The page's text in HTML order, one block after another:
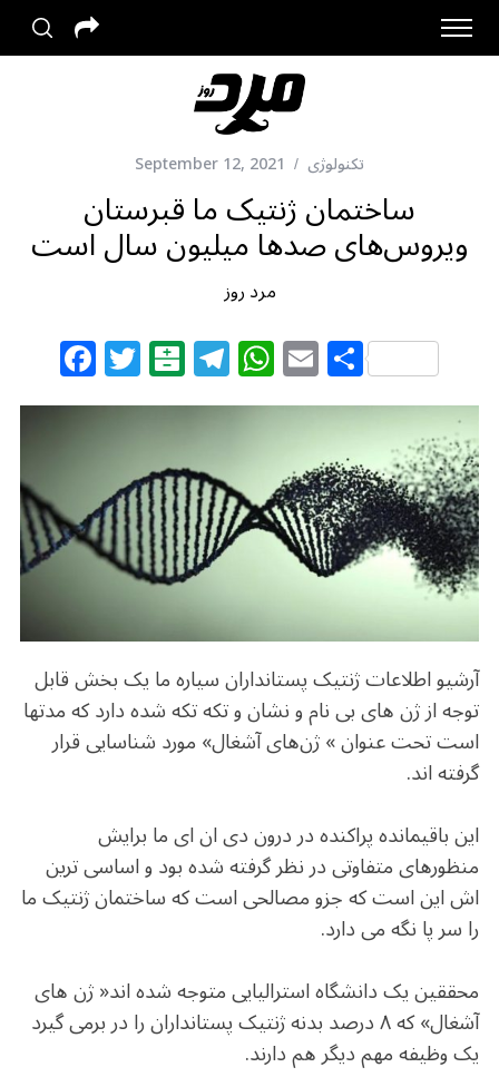
تکنولوژی September 12, 2021
ساختمان ژنتیک ما قبرستان
ویروس‌های صدها میلیون سال است
مرد روز
F
a
c
e
b
o
o
k
T
w
itt
e
r
B
al
at
ar
in
T
el
e
g
ra
m
W
h
at
s
A
p
p
E
m
ai
l
S
h
ar
e
آرشیو اطلاعات ژنتیک پستانداران سیاره ما یک بخش قابل
توجه از ژن های بی نام و نشان و تکه تکه شده دارد که مدتها
است تحت عنوان » ژن‌های آشغال» مورد شناسایی قرار
گرفته اند.
این باقیمانده پراکنده در درون دی ان ای ما برایش
منظورهای متفاوتی در نظر گرفته شده بود و اساسی ترین
اش این است که جزو مصالحی است که ساختمان ژنتیک ما
را سر پا نگه می دارد.
محققین یک دانشگاه استرالیایی متوجه شده اند« ژن های
آشغال» که ۸ درصد بدنه ژنتیک پستانداران را در برمی گیرد
یک وظیفه مهم دیگر هم دارند.